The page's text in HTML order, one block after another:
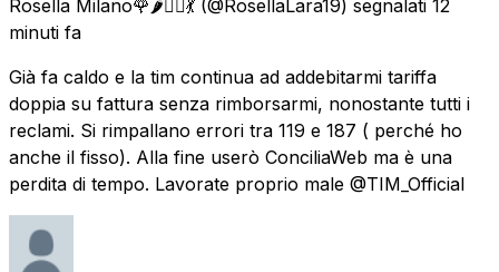
Rosella Milano🌹🌶🧜‍♀️💃 (@RosellaLara19) segnalati 12
minuti fa
Già fa caldo e la tim continua ad addebitarmi tariffa
doppia su fattura senza rimborsarmi, nonostante tutti i
reclami. Si rimpallano errori tra 119 e 187 ( perché ho
anche il fisso). Alla fine userò ConciliaWeb ma è una
perdita di tempo. Lavorate proprio male @TIM_Official